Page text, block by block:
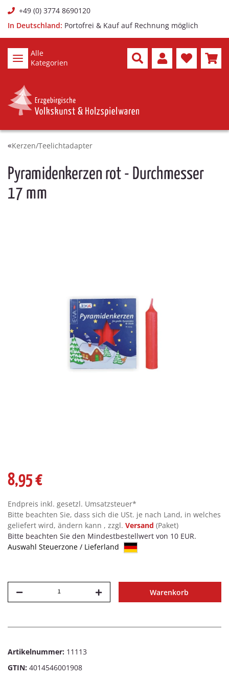
+49 (0) 3774 8690120
In Deutschland: Portofrei & Kauf auf Rechnung möglich
Alle
Kategorien
Kerzen/Teelichtadapter
Pyramidenkerzen rot - Durchmesser
17 mm
8,95 €
Endpreis inkl. gesetzl. Umsatzsteuer*
Bitte beachten Sie, dass sich die USt. je nach Land, in welches
geliefert wird, ändern kann , zzgl. Versand (Paket)
Bitte beachten Sie den Mindestbestellwert von 10 EUR.
Auswahl Steuerzone / Lieferland
Warenkorb
Artikelnummer: 11113
GTIN: 4014546001908